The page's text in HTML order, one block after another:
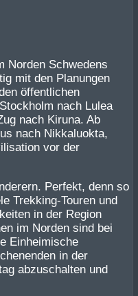
Norden Schwedens
mit den Planungen
öffentlichen
nach Lulea
nach Kiruna. Ab
nach Nikkaluokta,
vor der
Perfekt, denn so
Trekking-Touren und
in der Region
im Norden sind bei
Einheimische
in der
abzuschalten und